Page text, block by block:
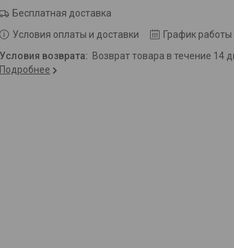
Бесплатная доставка
Условия оплаты и доставки
График работы
возврат товара в течение 14
Подробнее